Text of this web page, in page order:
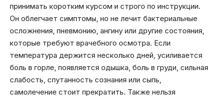
принимать коротким курсом и строго по инструкции.
Он облегчает симптомы, но не лечит бактериальные
осложнения, пневмонию, ангину или другие состояния,
которые требуют врачебного осмотра. Если
температура держится несколько дней, усиливается
боль в горле, появляется одышка, боль в груди, сильная
слабость, спутанность сознания или сыпь,
самолечение стоит прекратить. Также нельзя